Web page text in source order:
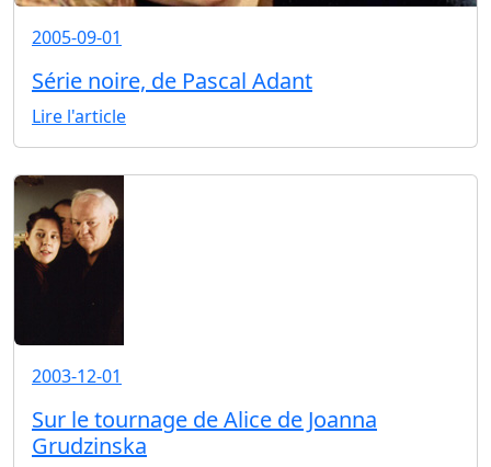
2005-09-01
Série noire, de Pascal Adant
Lire l'article
2003-12-01
Sur le tournage de Alice de Joanna
Grudzinska